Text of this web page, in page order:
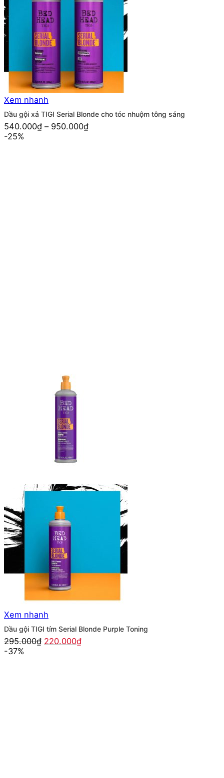
Xem nhanh
Dầu gội xả TIGI Serial Blonde cho tóc nhuộm tông sáng
540.000₫ – 950.000₫
-25%
Xem nhanh
Dầu gội TIGI tím Serial Blonde Purple Toning
295.000₫ Giá
220.000₫Giá
-37%